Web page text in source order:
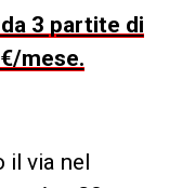
3 partite di
mese.
il via nel